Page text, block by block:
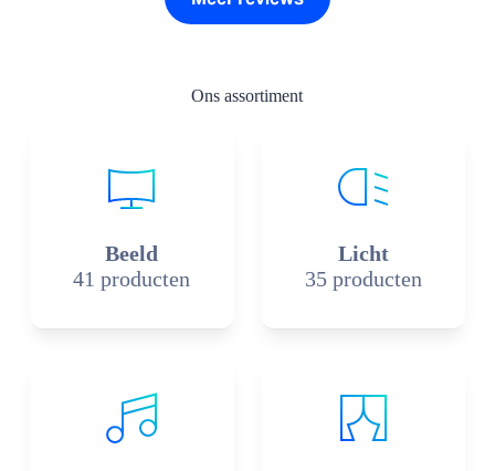
Ons assortiment
Beeld
41 producten
Licht
35 producten